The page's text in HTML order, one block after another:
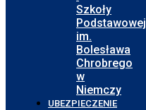
Szkoły
Podstawowej
im.
Bolesława
Chrobrego
w
Niemczy
UBEZPIECZENIE